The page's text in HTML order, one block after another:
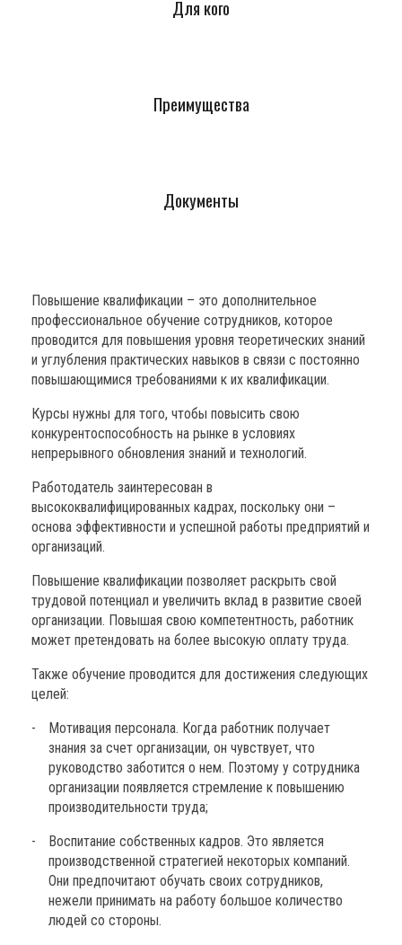
Для кого
Преимущества
Документы
Повышение квалификации – это дополнительное
профессиональное обучение сотрудников, которое
проводится для повышения уровня теоретических знаний
и углубления практических навыков в связи с постоянно
повышающимися требованиями к их квалификации.
Курсы нужны для того, чтобы повысить свою
конкурентоспособность на рынке в условиях
непрерывного обновления знаний и технологий.
Работодатель заинтересован в
высококвалифицированных кадрах, поскольку они –
основа эффективности и успешной работы предприятий и
организаций.
Повышение квалификации позволяет раскрыть свой
трудовой потенциал и увеличить вклад в развитие своей
организации. Повышая свою компетентность, работник
может претендовать на более высокую оплату труда.
Также обучение проводится для достижения следующих
целей:
Мотивация персонала. Когда работник получает
знания за счет организации, он чувствует, что
руководство заботится о нем. Поэтому у сотрудника
организации появляется стремление к повышению
производительности труда;
Воспитание собственных кадров. Это является
производственной стратегией некоторых компаний.
Они предпочитают обучать своих сотрудников,
нежели принимать на работу большое количество
людей со стороны.